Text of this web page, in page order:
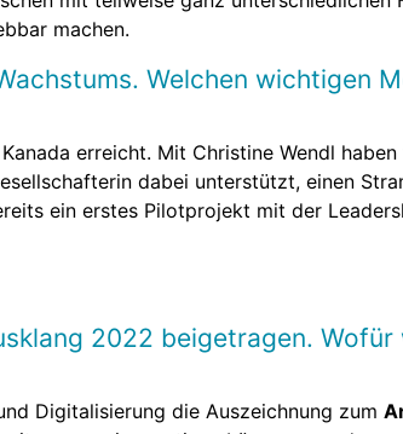
machen.
Welchen wichtigen
erreicht. Mit Christine Wendl
dabei unterstützt, einen
ein erstes Pilotprojekt mit der
2022 beigetragen.
Digitalisierung die Auszeichnung zum